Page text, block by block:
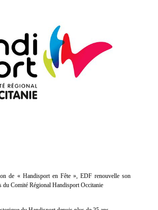
de « Handisport en Fête », EDF renouvelle son
du Comité Régional Handisport Occitanie